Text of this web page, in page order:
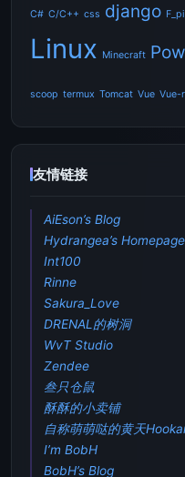
C# C/C++ css django
Linux Minecraft
scoop termux Tomcat Vue Vue-
友情链接
AiEson’s Blog
Hydrangea’s Homepage
Int100
Rinne
Sakura_Love
DRENAL的树洞
WvT Studio
Zendee
叁只仓鼠
酥酥的小卖铺
自称萌萌哒的黄天
I’m BobH
BobH’s Blog